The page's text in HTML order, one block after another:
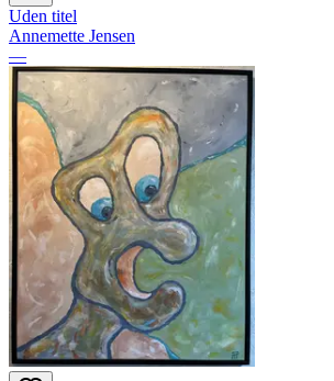
Uden titel
Annemette Jensen
—